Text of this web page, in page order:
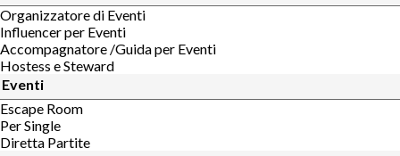
Organizzatore di Eventi
Influencer per Eventi
Accompagnatore /Guida per Eventi
Hostess e Steward
Eventi
Escape Room
Per Single
Diretta Partite